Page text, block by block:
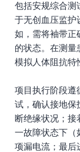
包括安规综合测
于无创血压监护
如，需将袖带正
的状态。在测量
模拟人体阻抗特
项目执行阶段遵
试，确认接地保
断绝缘状况；接
一故障状态下（
项漏电流；最后